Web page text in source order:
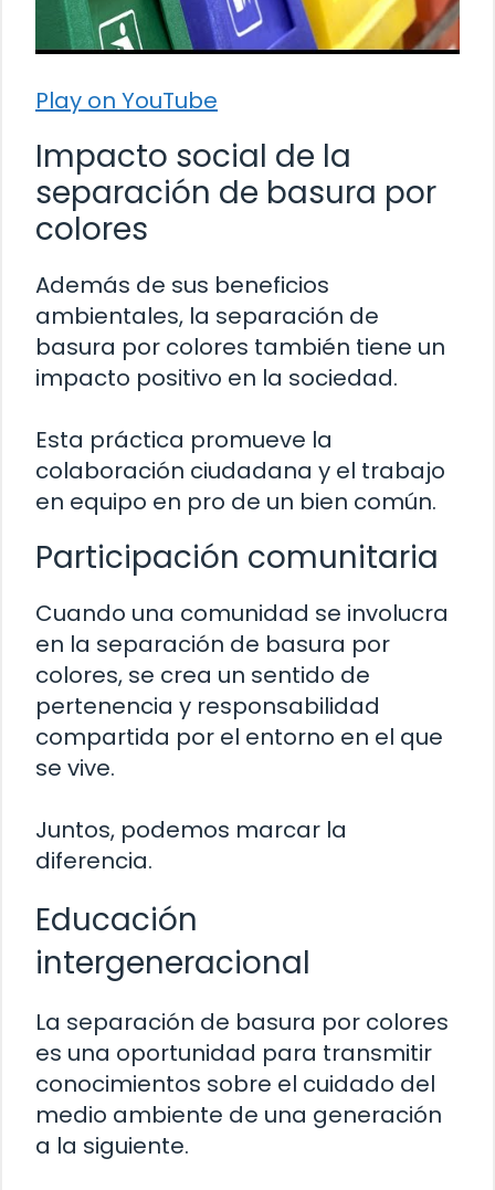
Play on YouTube
Impacto social de la
separación de basura por
colores
Además de sus beneficios
ambientales, la separación de
basura por colores también tiene un
impacto positivo en la sociedad.
Esta práctica promueve la
colaboración ciudadana y el trabajo
en equipo en pro de un bien común.
Participación comunitaria
Cuando una comunidad se involucra
en la separación de basura por
colores, se crea un sentido de
pertenencia y responsabilidad
compartida por el entorno en el que
se vive.
Juntos, podemos marcar la
diferencia.
Educación
intergeneracional
La separación de basura por colores
es una oportunidad para transmitir
conocimientos sobre el cuidado del
medio ambiente de una generación
a la siguiente.